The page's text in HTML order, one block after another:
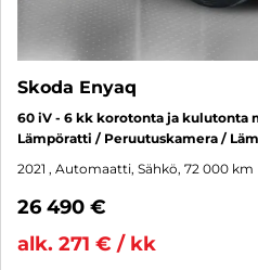
Skoda Enyaq
60 iV - 6 kk korotonta ja kulutonta
Lämpöratti / Peruutuskamera /
2021 , Automaatti, Sähkö, 72 000 km
26 490 €
alk. 271 € / kk